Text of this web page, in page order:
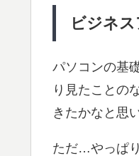
ビジネ
パソコンの基
り見たことの
きたかなと思
ただ…やっぱ